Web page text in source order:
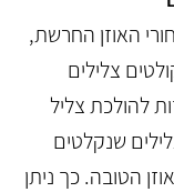
האוזן החרשת,
צלילים
להולכת צליל
שנקלטים
הטובה. כך ניתן